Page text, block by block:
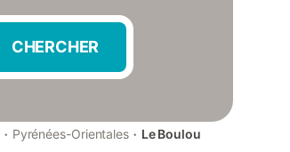
CHERCHER
· Pyrénées-Orientales · Le Boulou